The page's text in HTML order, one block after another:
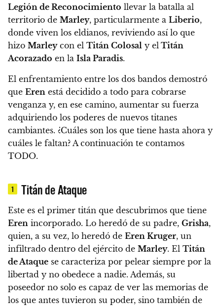
Legión de Reconocimiento llevar la batalla al
territorio de Marley, particularmente a Liberio,
donde viven los eldianos, reviviendo así lo que
hizo Marleycon el Titán Colosal y el Titán
Acorazado en la Isla Paradis.
El enfrentamiento entre los dos bandos demostró
que Eren está decidido a todo para cobrarse
venganza y, en ese camino, aumentar su fuerza
adquiriendo los poderes de nuevos titanes
cambiantes. ¿Cuáles son los que tiene hasta ahora y
cuáles le faltan? A continuación te contamos
TODO.
1 Titán de Ataque
Este es el primer titán que descubrimos que tiene
Eren incorporado. Lo heredó de su padre, Grisha,
quien, a su vez, lo heredó de Eren Kruger, un
infiltrado dentro del ejército de Marley. El Titán
de Ataque se caracteriza por pelear siempre por la
libertad y no obedece a nadie. Además, su
poseedor no solo es capaz de ver las memorias de
los que antes tuvieron su poder, sino también de